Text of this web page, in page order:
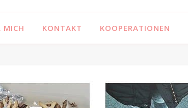
MICH KONTAKT KOOPERATIONEN